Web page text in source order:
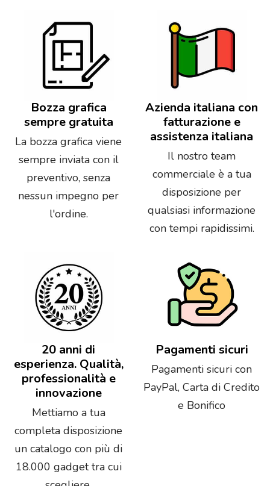
Bozza grafica
sempre gratuita
La bozza grafica viene
sempre inviata con il
preventivo, senza
nessun impegno per
l'ordine.
Azienda italiana con
fatturazione e
assistenza italiana
Il nostro team
commerciale è a tua
disposizione per
qualsiasi informazione
con tempi rapidissimi.
20 anni di
esperienza. Qualità,
professionalità e
innovazione
Mettiamo a tua
completa disposizione
un catalogo con più di
18.000 gadget tra cui
Pagamenti sicuri
Pagamenti sicuri con
PayPal, Carta di Credito
e Bonifico